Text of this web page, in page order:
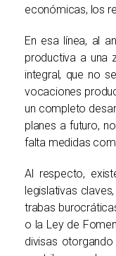
económicas, los
En esa línea, al
productiva a una
integral, que no
vocaciones
un completo
planes a futuro,
falta medidas
Al respecto,
legislativas
trabas
o la Ley de
divisas